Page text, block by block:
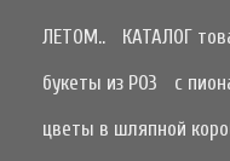
ЛЕТОМ.. КАТАЛОГ
букеты из РОЗ
с
цветы в шляпной